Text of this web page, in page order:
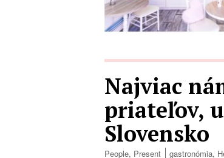
Najviac
priateľov,
Slovensko
People, Present gastronómia,